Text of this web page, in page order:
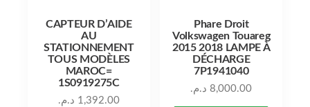
CAPTEUR D’AIDE
AU
STATIONNEMENT
TOUS MODÈLES
MAROC=
1S0919275C
1,392.00 د.م.
Phare Droit
Volkswagen Touareg
2015 2018 LAMPE À
DÉCHARGE
7P1941040
8,000.00 د.م.